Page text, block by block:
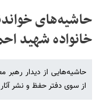
حاشیه‌های
خانواده شهید
حاشیه‌هایی از دیدار
از سوی دفتر حفظ و نشر